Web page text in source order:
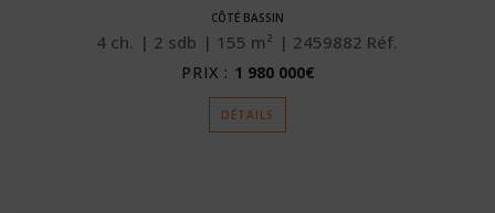
CÔTÉ BASSIN
4 ch. 2 sdb 155 m² 2459882 Réf.
PRIX : 1 980 000€
DÉTAILS